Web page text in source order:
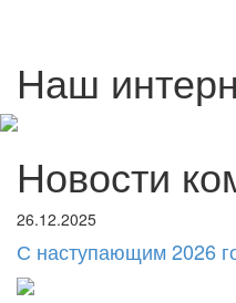
Наш
Новости
26.12.2025
С наступающим 2026